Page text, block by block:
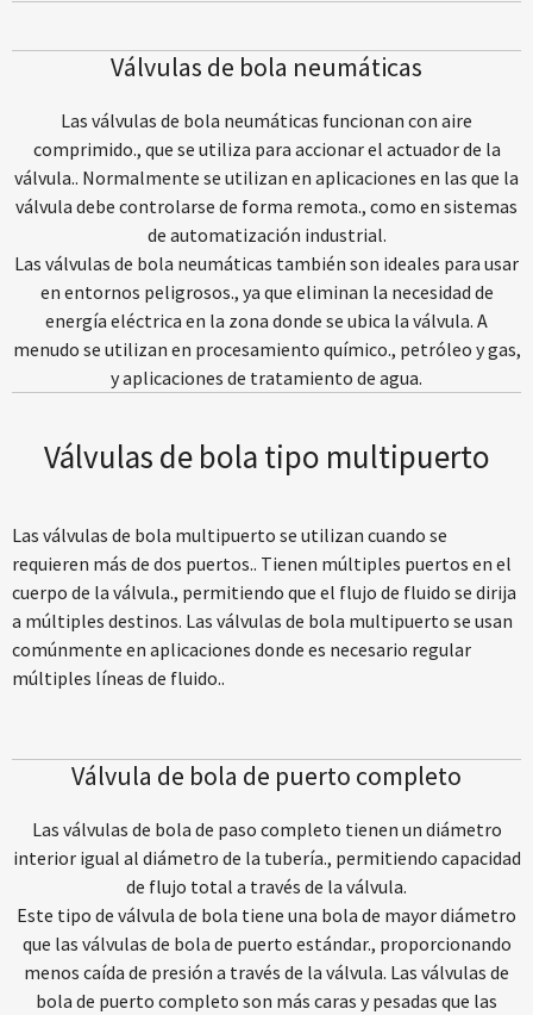
Válvulas de bola neumáticas
Las válvulas de bola neumáticas funcionan con aire
comprimido., que se utiliza para accionar el actuador de la
válvula.. Normalmente se utilizan en aplicaciones en las que la
válvula debe controlarse de forma remota., como en sistemas
de automatización industrial.
Las válvulas de bola neumáticas también son ideales para usar
en entornos peligrosos., ya que eliminan la necesidad de
energía eléctrica en la zona donde se ubica la válvula. A
menudo se utilizan en procesamiento químico., petróleo y gas,
y aplicaciones de tratamiento de agua.
Válvulas de bola tipo multipuerto
Las válvulas de bola multipuerto se utilizan cuando se
requieren más de dos puertos.. Tienen múltiples puertos en el
cuerpo de la válvula., permitiendo que el flujo de fluido se dirija
a múltiples destinos. Las válvulas de bola multipuerto se usan
comúnmente en aplicaciones donde es necesario regular
múltiples líneas de fluido..
Válvula de bola de puerto completo
Las válvulas de bola de paso completo tienen un diámetro
interior igual al diámetro de la tubería., permitiendo capacidad
de flujo total a través de la válvula.
Este tipo de válvula de bola tiene una bola de mayor diámetro
que las válvulas de bola de puerto estándar., proporcionando
menos caída de presión a través de la válvula. Las válvulas de
bola de puerto completo son más caras y pesadas que las